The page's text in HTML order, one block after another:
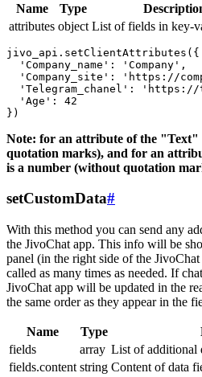
Name Type
attributes object List of fields in key-
jivo_api.setClientAttributes({
  'Company_name': 'Company',
'Company_site': 'https://
'Telegram_chanel':
  'Age': 42
Note: for an attribute of the "Text"
quotation marks), and for an
is a number (without quotation
setCustomData#
With this method you can send any
the JivoChat app. This info will be
panel (in the right side of the
called as many times as needed. If
JivoChat app will be updated in the
the same order as they appear in the
Name Type
fields
array List of additional
fields.content string Content of data